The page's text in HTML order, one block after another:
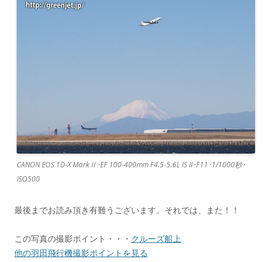
CANON EOS 1D-X MarkⅡ･EF 100-400mm F4.5-5.6L IS II･F11･1/1000秒･
ISO500
最後までお読み頂き有難うございます。それでは、また！！
この写真の撮影ポイント・・・ クルーズ船上
他の羽田飛行機撮影ポイントを見る